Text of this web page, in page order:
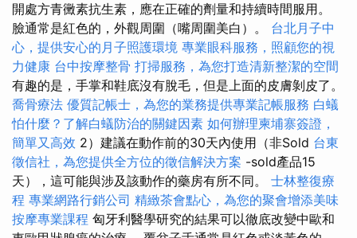
開處方青黴素抗生素，應在正確的劑量和持續時間服用。
臉通常是紅色的，外觀周圍（嘴周圍美白）。 台北月子中
心，提供安心的月子照護環境 專業眼科服務，照顧您的視
力健康 台中按摩整骨 打掃服務，為您打造清新整潔的空間
有趣的是，手掌和鞋底沒有脫毛，但是上面的皮膚剝皮了。
喬骨療法 優質記帳士，為您的業務提供專業記帳服務 白蟻
怕什麼？了解白蟻防治的關鍵因素 如何辦理柬埔寨簽證，
簡單又高效 2）建議在動作前的30天內使用（非Sold 台東
徵信社，為您提供全方位的徵信解決方案 -sold產品15
天），這可能與涉及該動作的藥房有所不同。 士林整復療
程 專業網路行銷公司 精緻茶會點心，為您的聚會增添美味
按摩專業課程 匈牙利醫學研究的結果可以徹底改變中歐和